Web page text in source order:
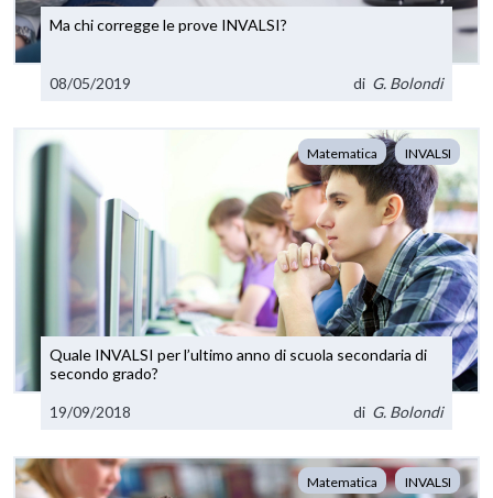
Ma chi corregge le prove INVALSI?
08/05/2019 di G. Bolondi
Matematica INVALSI
Quale INVALSI per l’ultimo anno di scuola secondaria di
secondo grado?
19/09/2018 di G. Bolondi
Matematica INVALSI